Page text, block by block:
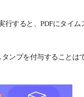
行すると、PDFにタイ
ンプを付与することは